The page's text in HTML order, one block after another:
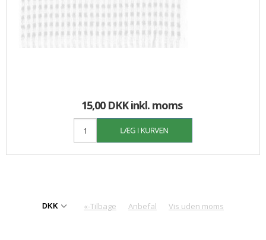
15,00 DKKinkl. moms
«-Tilbage Anbefal Vis uden moms